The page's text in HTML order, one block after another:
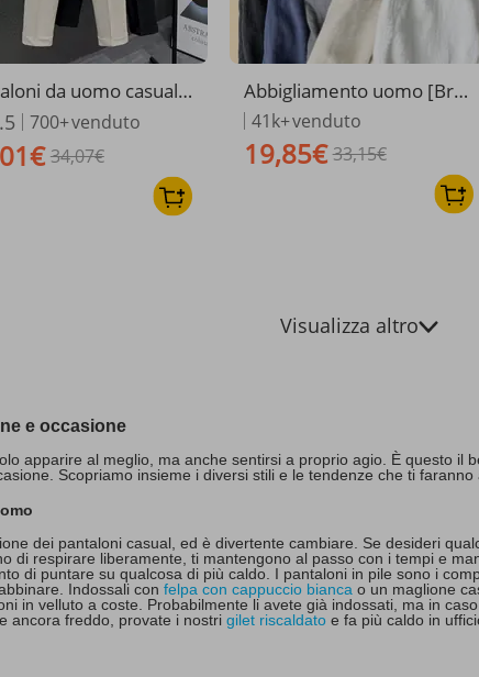
da uomo casual a
dritta - Pantaloni da
leggeri in poliestere
in vita, antipie
traspiranti per l'uso q
700+venduto
34,07€
Abbigliamento uomo [Bre
ezeLinen] Pantaloni a gam
ba larga da uomo - Misto c
otone e lino | Vestibilità dri
41k+venduto
19,85€ 33,15€
Visualizza altro
e occasione
apparire al meglio, ma anche sentirsi a proprio agio. È questo
Scopriamo insieme i diversi stili e le tendenze che ti
dei pantaloni casual, ed è divertente cambiare. Se desideri
di respirare liberamente, ti mantengono al passo con i tempi e
di puntare su qualcosa di più caldo. I pantaloni in pile sono i
Indossali con felpa con cappuccio bianca o un maglione
in velluto a coste. Probabilmente li avete già indossati, ma in
ancora freddo, provate i nostri gilet riscaldato e fa più caldo in